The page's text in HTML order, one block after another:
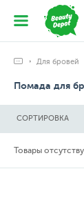
Для бровей
Помада для
СОРТИРОВКА
Товары